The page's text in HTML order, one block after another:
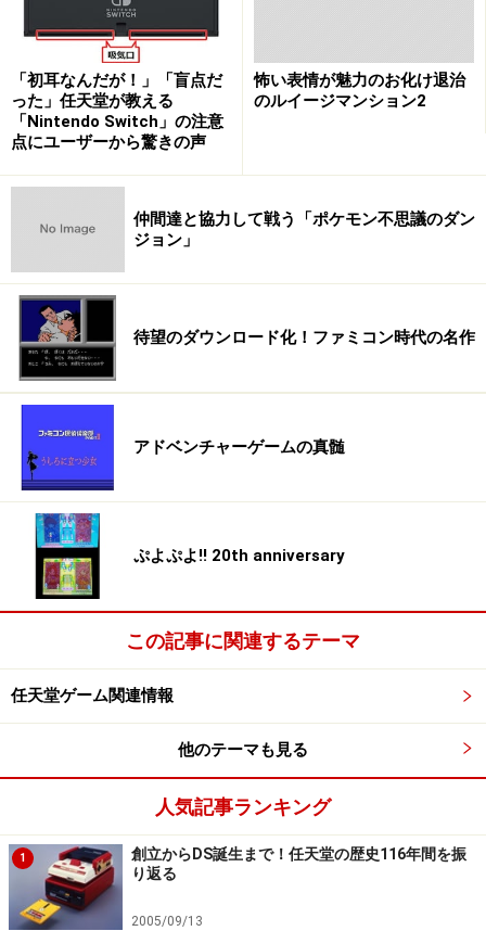
「初耳なんだが！」「盲点だ
った」任天堂が教える
「Nintendo Switch」の注意
点にユーザーから驚きの声
怖い表情が魅力のお化け退治
のルイージマンション2
仲間達と協力して戦う「ポケモン不思議のダン
ジョン」
待望のダウンロード化！ファミコン時代の名作
アドベンチャーゲームの真髄
ぷよぷよ!! 20th anniversary
この記事に関連するテーマ
任天堂ゲーム関連情報
他のテーマも見る
人気記事ランキング
1
創立からDS誕生まで！任天堂の歴史116年間を振
り返る
2005/09/13